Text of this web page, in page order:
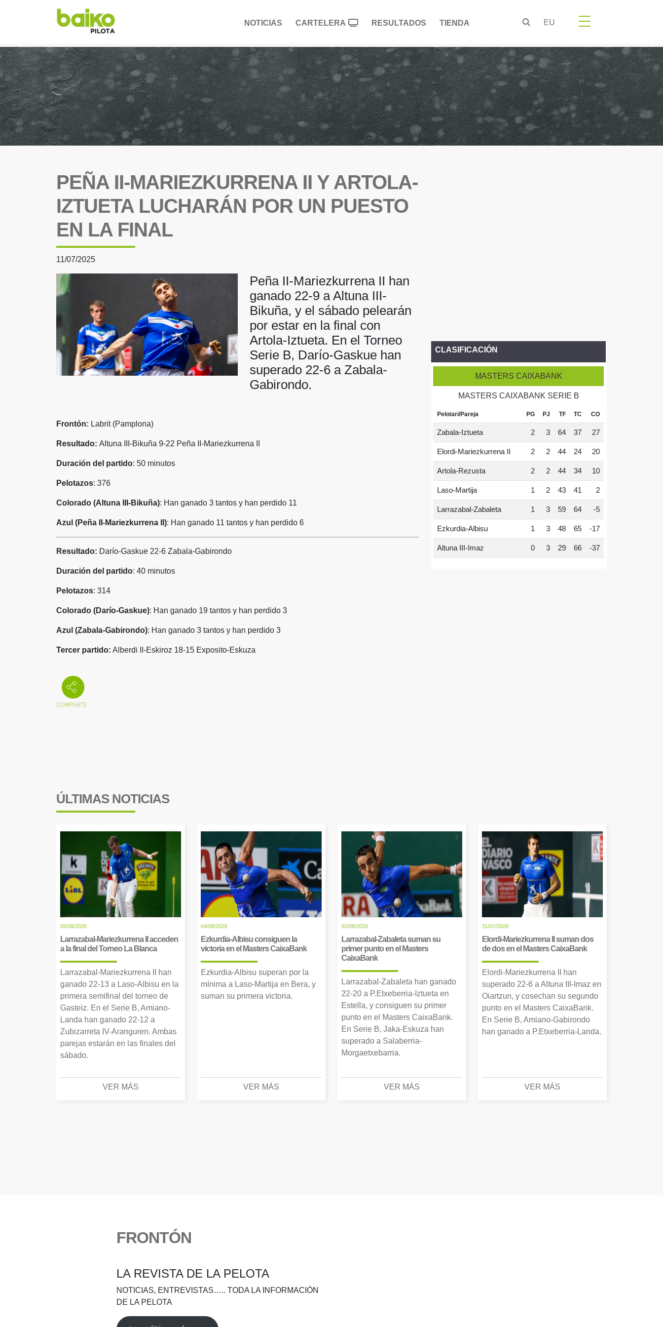
NOTICIAS CARTELERA RESULTADOS TIENDA EU
PEÑA II-MARIEZKURRENA II Y ARTOLA-
IZTUETA LUCHARÁN POR UN PUESTO
EN LA FINAL
11/07/2025
Peña II-Mariezkurrena II han
ganado 22-9 a Altuna III-
Bikuña, y el sábado pelearán
por estar en la final con
Artola-Iztueta. En el Torneo
Serie B, Darío-Gaskue han
superado 22-6 a Zabala-
Gabirondo.
Frontón: Labrit (Pamplona)
Resultado: Altuna III-Bikuña 9-22 Peña II-Mariezkurrena II
Duración del partido: 50 minutos
Pelotazos: 376
Colorado (Altuna III-Bikuña): Han ganado 3 tantos y han perdido 11
Azul (Peña II-Mariezkurrena II): Han ganado 11 tantos y han perdido 6
Resultado: Darío-Gaskue 22-6 Zabala-Gabirondo
Duración del partido: 40 minutos
Pelotazos: 314
Colorado (Darío-Gaskue): Han ganado 19 tantos y han perdido 3
Azul (Zabala-Gabirondo): Han ganado 3 tantos y han perdido 3
Tercer partido: Alberdi II-Eskiroz 18-15 Exposito-Eskuza
CLASIFICACIÓN
MASTERS CAIXABANK
MASTERS CAIXABANK SERIE B
Pelotari/Pareja PG PJ TF TC CO
Zabala-Iztueta 2 3 64 37 27
Elordi-Mariezkurrena II 2 2 44 24 20
Artola-Rezusta 2 2 44 34 10
Laso-Martija 1 2 43 41 2
Larrazabal-Zabaleta 1 3 59 64 -5
Ezkurdia-Albisu 1 3 48 65 -17
Altuna III-Imaz 0 3 29 66 -37
ÚLTIMAS NOTICIAS
05/08/2026
Larrazabal-Mariezkurrena II acceden
a la final del Torneo La Blanca
Larrazabal-Mariezkurrena II han
ganado 22-13 a Laso-Albisu en la
primera semifinal del torneo de
Gasteiz. En el Serie B, Amiano-
Landa han ganado 22-12 a
Zubizarreta IV-Aranguren. Ambas
parejas estarán en las finales del
sábado.
VER MÁS
04/08/2026
Ezkurdia-Albisu consiguen la
victoria en el Masters CaixaBank
Ezkurdia-Albisu superan por la
mínima a Laso-Martija en Bera, y
suman su primera victoria.
VER MÁS
02/08/2026
Larrazabal-Zabaleta suman su
primer punto en el Masters
CaixaBank
Larrazabal-Zabaleta han ganado
22-20 a P.Etxeberria-Iztueta en
Estella, y consiguen su primer
punto en el Masters CaixaBank.
En Serie B, Jaka-Eskuza han
superado a Salaberria-
Morgaetxebarria.
VER MÁS
31/07/2026
Elordi-Mariezkurrena II suman dos
de dos en el Masters CaixaBank
Elordi-Mariezkurrena II han
superado 22-6 a Altuna III-Imaz en
Oiartzun, y cosechan su segundo
punto en el Masters CaixaBank.
En Serie B, Amiano-Gabirondo
han ganado a P.Etxeberria-Landa.
VER MÁS
FRONTÓN
LA REVISTA DE LA PELOTA
NOTICIAS, ENTREVISTAS….. TODA LA INFORMACIÓN
DE LA PELOTA